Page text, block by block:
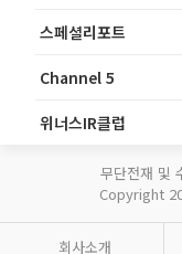
스페셜리포트
Channel 5
위너스IR클럽
무단전재 및
Copyright
회사소개